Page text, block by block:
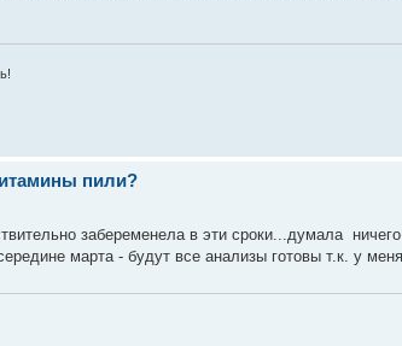
пили?
забеременела в эти сроки...думала
марта - будут все анализы готовы т.к. у